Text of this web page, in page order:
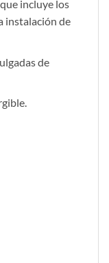
incluye los
instalación de
de